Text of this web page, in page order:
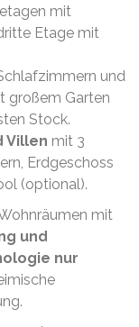
mit
Etage mit
und
großem Garten
Stock.
Villen mit 3
Erdgeschoss
(optional).
mit
und
nur